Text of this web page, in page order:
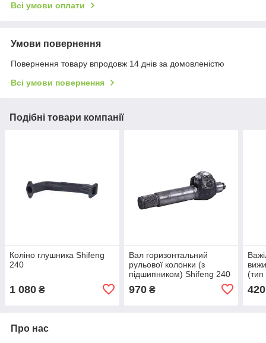
Всі умови оплати
Умови повернення
Повернення товару впродовж 14 днів за домовленістю
Всі умови повернення
Подібні товари компанії
Коліно глушника Shifeng
240
1 080 ₴
Вал горизонтальний
рульової колонки (з
підшипником) Shifeng 240
970₴ 420
Про нас